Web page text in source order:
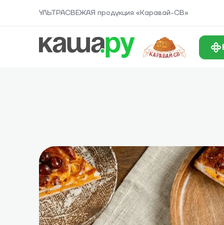
УЛЬТРАСВЕЖАЯ продукция «Каравай-СВ»